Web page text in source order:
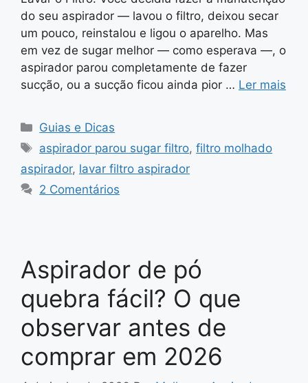
do seu aspirador — lavou o filtro, deixou secar
um pouco, reinstalou e ligou o aparelho. Mas
em vez de sugar melhor — como esperava —, o
aspirador parou completamente de fazer
sucção, ou a sucção ficou ainda pior … Ler mais
Categorias
Guias e Dicas
Tags
aspirador parou sugar filtro,filtro molhado
aspirador, lavar filtro aspirador
2 Comentários
Aspirador de pó
quebra fácil? O que
observar antes de
comprar em 2026